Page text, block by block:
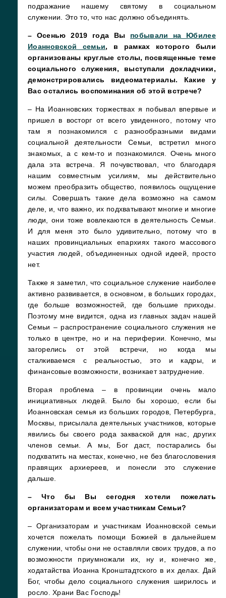
подражание нашему святому в социальном
служении. Это то, что нас должно объединять.
– Осенью 2019 года Вы побывали на Юбилее
Иоанновской семьи, в рамках которого были
организованы круглые столы, посвященные теме
социального служения, выступали докладчики,
демонстрировались видеоматериалы. Какие у
Вас остались воспоминания об этой встрече?
– На Иоанновских торжествах я побывал впервые и
пришел в восторг от всего увиденного, потому что
там я познакомился с разнообразными видами
социальной деятельности Семьи, встретил много
знакомых, а с кем-то и познакомился. Очень много
дала эта встреча. Я почувствовал, что благодаря
нашим совместным усилиям, мы действительно
можем преобразить общество, появилось ощущение
силы. Совершать такие дела возможно на самом
деле, и, что важно, их подхватывают многие и многие
люди, они тоже вовлекаются в деятельность Семьи.
И для меня это было удивительно, потому что в
наших провинциальных епархиях такого массового
участия людей, объединенных одной идеей, просто
нет.
Также я заметил, что социальное служение наиболее
активно развивается, в основном, в больших городах,
где больше возможностей, где большие приходы.
Поэтому мне видится, одна из главных задач нашей
Семьи – распространение социального служения не
только в центре, но и на периферии. Конечно, мы
загорелись от этой встречи, но когда мы
сталкиваемся с реальностью, это и кадры, и
финансовые возможности, возникает затруднение.
Вторая проблема – в провинции очень мало
инициативных людей. Было бы хорошо, если бы
Иоанновская семья из больших городов, Петербурга,
Москвы, присылала деятельных участников, которые
явились бы своего рода закваской для нас, других
членов семьи. А мы, Бог даст, постарались бы
подхватить на местах, конечно, не без благословения
правящих архиереев, и понесли это служение
дальше.
– Что бы Вы сегодня хотели пожелать
организаторам и всем участникам Семьи?
– Организаторам и участникам Иоанновской семьи
хочется пожелать помощи Божией в дальнейшем
служении, чтобы они не оставляли своих трудов, а по
возможности приумножали их, ну и, конечно же,
ходатайства Иоанна Кронштадтского в их делах. Дай
Бог, чтобы дело социального служения ширилось и
росло. Храни Вас Господь!